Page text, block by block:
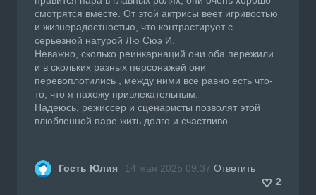
смотрятся вместе. От этой актрисы веет игривостью
и жизнерадостностью, что контрастирует с
серьезной натурой Лю Сюэ И.
Неважно, сколько реинкарнаций они оба пережили
и в скольких разных персонажей они
перевоплотились , между ними все равно есть что-
то, что я нахожу привлекательным.
Надеюсь, режиссер и сценаристы позволят этой
влюбленной паре жить долго и счастливо.
Гость Юлия 14 мая 2025 09:37 Ответить
2